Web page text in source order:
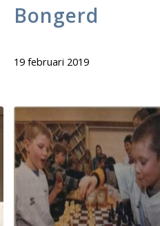
Bongerd
19 februari 2019